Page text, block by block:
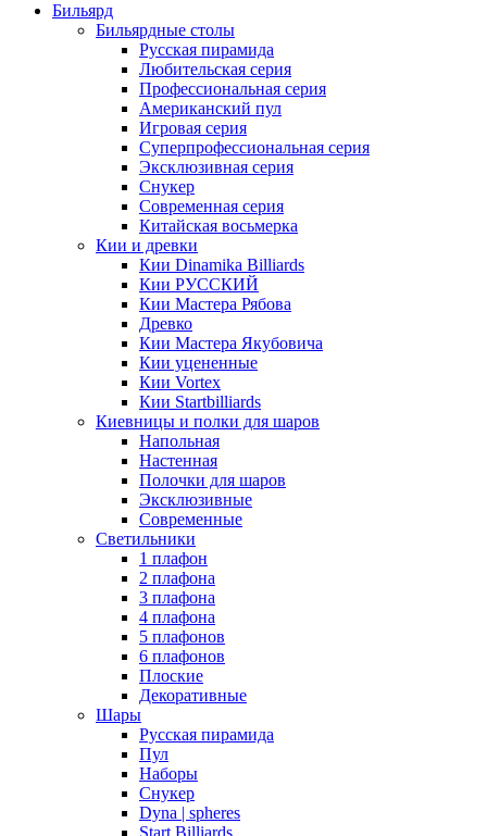
Бильярд
Бильярдные столы
Русская пирамида
Любительская серия
Профессиональная серия
Американский пул
Игровая серия
Суперпрофессиональная серия
Эксклюзивная серия
Снукер
Современная серия
Китайская восьмерка
Кии и древки
Кии Dinamika Billiards
Кии РУССКИЙ
Кии Мастера Рябова
Древко
Кии Мастера Якубовича
Кии уцененные
Кии Vortex
Кии Startbilliards
Киевницы и полки для шаров
Напольная
Настенная
Полочки для шаров
Эксклюзивные
Современные
Светильники
1 плафон
2 плафона
3 плафона
4 плафона
5 плафонов
6 плафонов
Плоские
Декоративные
Шары
Русская пирамида
Пул
Наборы
Снукер
Dyna | spheres